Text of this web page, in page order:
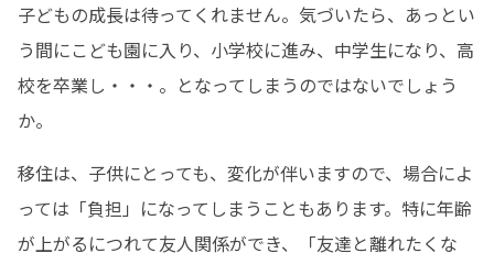
子どもの成長は待ってくれません。気づいたら、あっとい
う間にこども園に入り、小学校に進み、中学生になり、高
校を卒業し・・・。となってしまうのではないでしょう
か。
移住は、子供にとっても、変化が伴いますので、場合によ
っては「負担」になってしまうこともあります。特に年齢
が上がるにつれて友人関係ができ、「友達と離れたくな